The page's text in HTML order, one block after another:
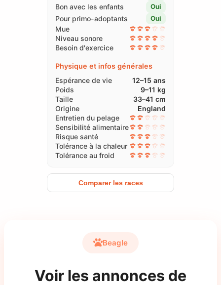
Bon avec les enfants Oui
Pour primo-adoptants Oui
Mue
Niveau sonore
Besoin d'exercice
Physique et infos générales
Espérance de vie
12–15 ans
Poids
9–11 kg
Taille
33–41 cm
Origine
England
Entretien du pelage
Sensibilité alimentaire
Risque santé
Tolérance à la chaleur
Tolérance au froid
Comparer les races
Beagle
Voir les annonces de